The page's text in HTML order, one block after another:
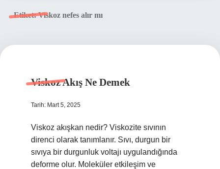
Etiket:Viskoz nefes alır mı
Viskoz Akış Ne Demek
Tarih: Mart 5, 2025
Viskoz akışkan nedir? Viskozite sıvının
direnci olarak tanımlanır. Sıvı, durgun bir
sıvıya bir durgunluk voltajı uygulandığında
deforme olur. Moleküler etkileşim ve